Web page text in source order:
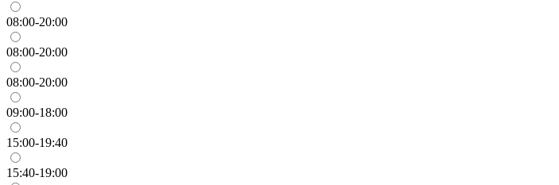
08:00-20:00
08:00-20:00
08:00-20:00
09:00-18:00
15:00-19:40
15:40-19:00